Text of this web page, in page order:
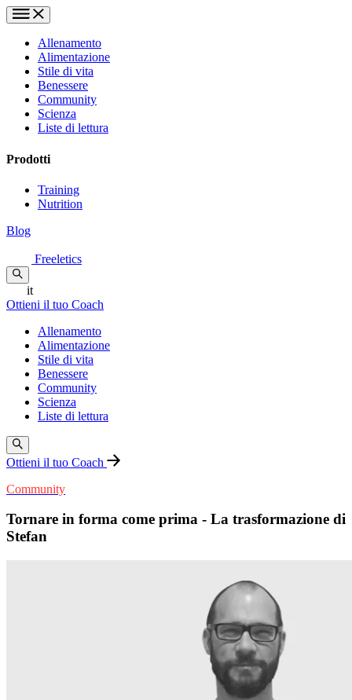
Allenamento
Alimentazione
Stile di vita
Benessere
Community
Scienza
Liste di lettura
Prodotti
Training
Nutrition
Blog
Freeletics
it
Ottieni il tuo Coach
Allenamento
Alimentazione
Stile di vita
Benessere
Community
Scienza
Liste di lettura
Ottieni il tuo Coach
Community
Tornare in forma come prima - La trasformazione di
Stefan